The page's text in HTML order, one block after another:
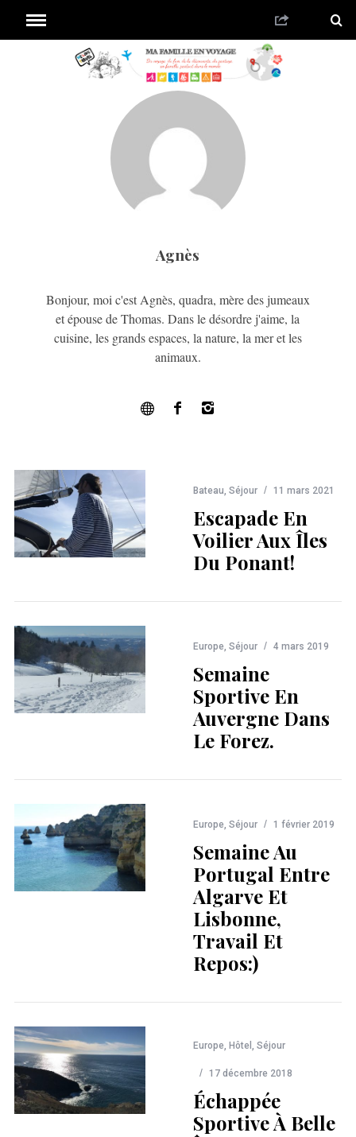
Agnès
Bonjour, moi c'est Agnès, quadra, mère des jumeaux
et épouse de Thomas. Dans le désordre j'aime, la
cuisine, les grands espaces, la nature, la mer et les
animaux.
Bateau, Séjour 11 mars 2021
Escapade En
Voilier Aux Îles
Du Ponant!
Europe, Séjour 4 mars 2019
Semaine
Sportive En
Auvergne Dans
Le Forez.
Europe, Séjour 1 février 2019
Semaine Au
Portugal Entre
Algarve Et
Lisbonne,
Travail Et
Repos:)
Europe, Hôtel , Séjour
17 décembre 2018
Échappée
Sportive À Belle